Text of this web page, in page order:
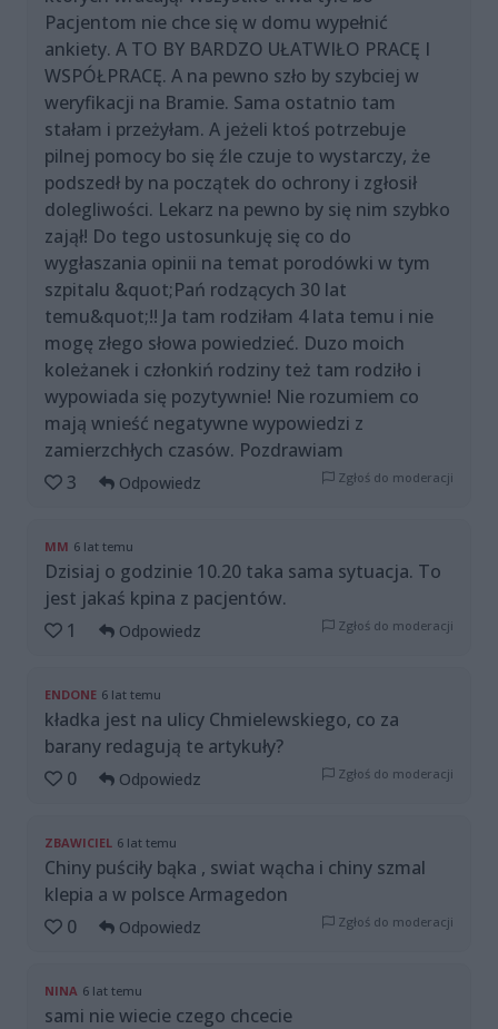
Pacjentom nie chce się w domu wypełnić
ankiety. A TO BY BARDZO UŁATWIŁO PRACĘ I
WSPÓŁPRACĘ. A na pewno szło by szybciej w
weryfikacji na Bramie. Sama ostatnio tam
stałam i przeżyłam. A jeżeli ktoś potrzebuje
pilnej pomocy bo się źle czuje to wystarczy, że
podszedł by na początek do ochrony i zgłosił
dolegliwości. Lekarz na pewno by się nim szybko
zajął! Do tego ustosunkuję się co do
wygłaszania opinii na temat porodówki w tym
szpitalu &quot;Pań rodzących 30 lat
temu&quot;!! Ja tam rodziłam 4 lata temu i nie
mogę złego słowa powiedzieć. Duzo moich
koleżanek i członkiń rodziny też tam rodziło i
wypowiada się pozytywnie! Nie rozumiem co
mają wnieść negatywne wypowiedzi z
zamierzchłych czasów. Pozdrawiam
3
Odpowiedz Zgłoś do moderacji
MM 6 lat temu
Dzisiaj o godzinie 10.20 taka sama sytuacja. To
jest jakaś kpina z pacjentów.
1
Odpowiedz Zgłoś do moderacji
ENDONE 6 lat temu
kładka jest na ulicy Chmielewskiego, co za
barany redagują te artykuły?
0
Odpowiedz Zgłoś do moderacji
ZBAWICIEL 6 lat temu
Chiny puściły bąka , swiat wącha i chiny szmal
klepia a w polsce Armagedon
0
Odpowiedz Zgłoś do moderacji
NINA 6 lat temu
sami nie wiecie czego chcecie